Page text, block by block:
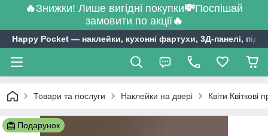
🔥Знижки! Лише вигідні покупки💸Поспішай
замовити по акції🔥
Happy Pocket ― наклейки, кухонні фартухи, 3Д-панелі,
Товари та послуги Наклейки на двері Квіти
Подарунок